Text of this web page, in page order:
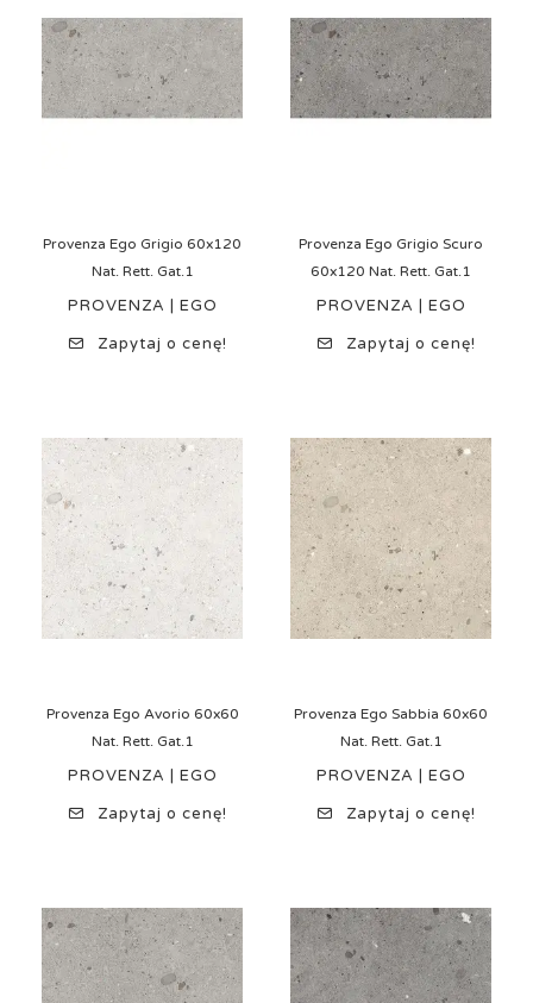
Provenza Ego Grigio 60x120
Nat. Rett. Gat.1
PROVENZA | EGO
Zapytaj o cenę!
Provenza Ego Grigio Scuro
60x120 Nat. Rett. Gat.1
PROVENZA | EGO
Zapytaj o cenę!
Provenza Ego Avorio 60x60
Nat. Rett. Gat.1
PROVENZA | EGO
Zapytaj o cenę!
Provenza Ego Sabbia 60x60
Nat. Rett. Gat.1
PROVENZA | EGO
Zapytaj o cenę!